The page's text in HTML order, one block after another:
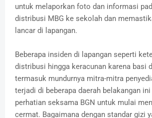
untuk melaporkan foto dan informasi
distribusi MBG ke sekolah dan
lancar di lapangan.
Beberapa insiden di lapangan seperti
distribusi hingga keracunan karena basi
termasuk mundurnya mitra-mitra
terjadi di beberapa daerah belakangan
perhatian seksama BGN untuk mulai
cermat. Bagaimana dengan standar gizi